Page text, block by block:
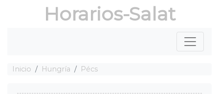
Horarios-Salat
Inicio Hungría Pécs